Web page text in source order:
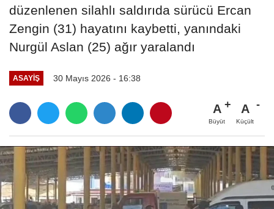
düzenlenen silahlı saldırıda sürücü Ercan
Zengin (31) hayatını kaybetti, yanındaki
Nurgül Aslan (25) ağır yaralandı
ASAYIŞ 30 Mayıs 2026 - 16:38
A
Büyüt
A
Küçült